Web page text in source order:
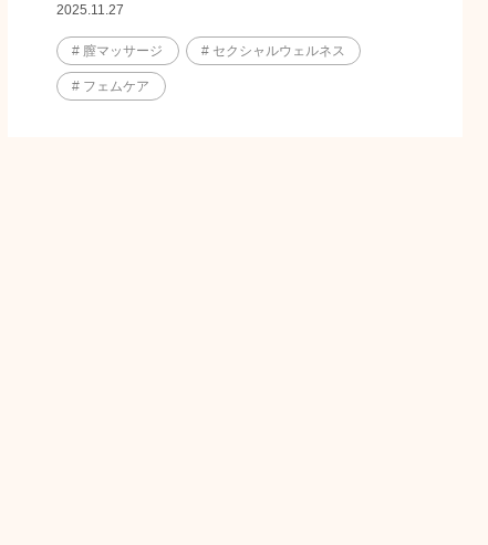
2025.11.27
# 膣マッサージ # セクシャルウェルネス
# フェムケア